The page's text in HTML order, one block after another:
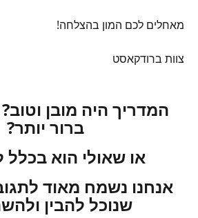
מאחלים לכם המון בהצלחה!
צוות ברודקאסט
המדריך היה מובן
ברור יותר?
או שאולי הוא בכלל
אנחנו נשמח מאוד
שנוכל להבין